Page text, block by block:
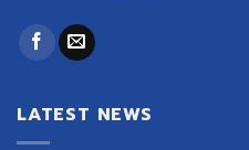
LATEST NEWS